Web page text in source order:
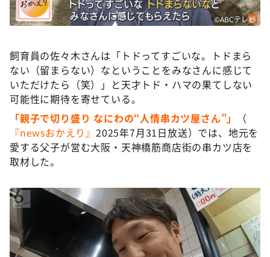
©ABCテレビ
飼育員の佐々木さんは「トドってすごいな。トドまら
ない（留まらない）なということをみなさんに感じて
いただけたら（笑）」と天才トド・ハマの果てしない
可能性に期待を寄せている。
「親子で切り盛り なにわの“人情串カツ屋さん”」
（
『newsおかえり』 2025年7月31日放送）では、地元を
愛する父子が営む大阪・天神橋筋商店街の串カツ店を
取材した。